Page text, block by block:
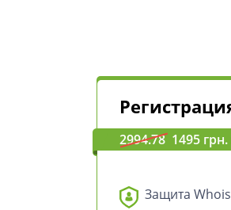
2994.78 1495
Защита Whois